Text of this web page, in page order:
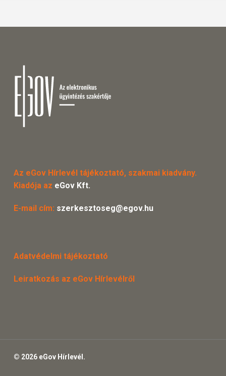
Az eGov Hírlevél tájékoztató, szakmai kiadvány.
Kiadója az eGov Kft.
E-mail cím: szerkesztoseg@egov.hu
Adatvédelmi tájékoztató
Leiratkozás az eGov Hírlevélről
© 2026 eGov Hírlevél.